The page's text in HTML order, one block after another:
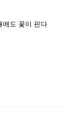
도 꽃이 핀다